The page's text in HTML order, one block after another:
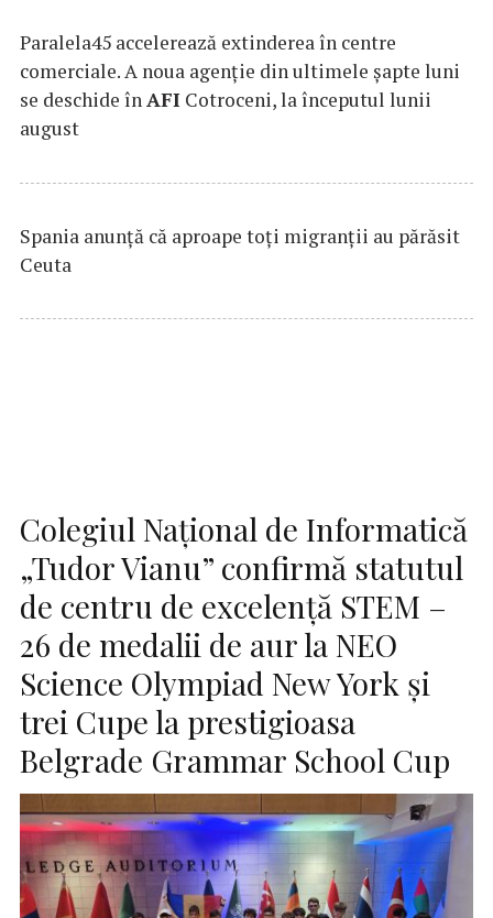
Paralela45 accelerează extinderea în centre
comerciale. A noua agenție din ultimele șapte luni
se deschide înAFI Cotroceni, la începutul lunii
august
Spania anunţă că aproape toţi migranţii au părăsit
Ceuta
Colegiul Național de Informatică
„Tudor Vianu” confirmă statutul
de centru de excelență STEM –
26 de medalii de aur la NEO
Science Olympiad New York și
trei Cupe la prestigioasa
Belgrade Grammar School Cup